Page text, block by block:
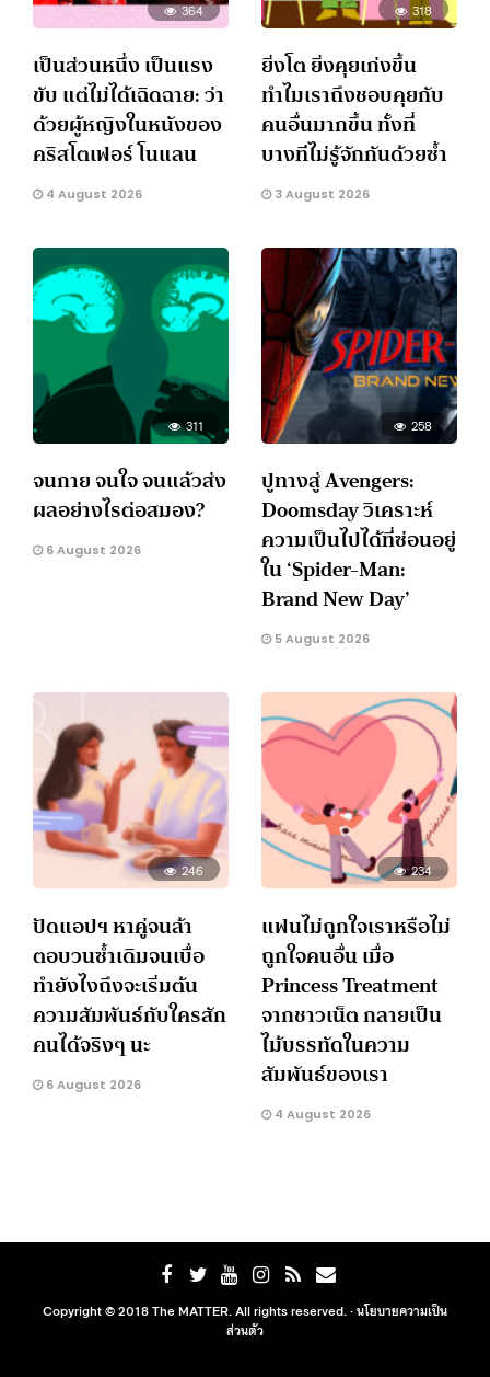
364
เป็นส่วนหนึ่ง เป็นแรง
ขับ แต่ไม่ได้เฉิดฉาย: ว่า
ด้วยผู้หญิงในหนังของ
คริสโตเฟอร์ โนแลน
4 August 2026
318
ยิ่งโต ยิ่งคุยเก่งขึ้น
ทำไมเราถึงชอบคุยกับ
คนอื่นมากขึ้น ทั้งที่
บางทีไม่รู้จักกันด้วยซ้ำ
3 August 2026
311
จนกาย จนใจ จนแล้วส่ง
ผลอย่างไรต่อสมอง?
6 August 2026
258
ปูทางสู่ Avengers:
Doomsday วิเคราะห์
ความเป็นไปได้ที่ซ่อนอยู่
ใน ‘Spider-Man:
Brand New Day’
5 August 2026
246
ปัดแอปฯ หาคู่จนล้า
ตอบวนซ้ำเดิมจนเบื่อ
ทำยังไงถึงจะเริ่มต้น
ความสัมพันธ์กับใครสัก
คนได้จริงๆ นะ
6 August 2026
234
แฟนไม่ถูกใจเราหรือไม่
ถูกใจคนอื่น เมื่อ
Princess Treatment
จากชาวเน็ต กลายเป็น
ไม้บรรทัดในความ
สัมพันธ์ของเรา
4 August 2026
Copyright © 2018 The MATTER. All rights reserved. ·นโยบายความเป็น
ส่วนตัว